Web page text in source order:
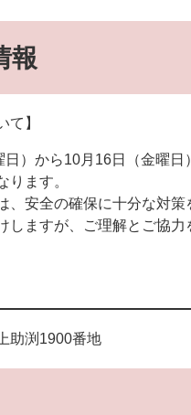
報
て】
日）から10月16日（金曜
ります。
、安全の確保に十分な対
しますが、ご理解とご協
助渕1900番地